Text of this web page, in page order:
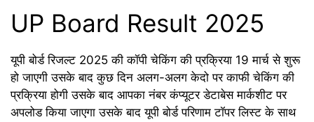
UP Board Result 2025
यूपी बोर्ड रिजल्ट 2025 की कॉपी चेकिंग की प्रक्रिया 19 मार्च से शुरू
हो जाएगी उसके बाद कुछ दिन अलग-अलग केदो पर काफी चेकिंग की
प्रक्रिया होगी उसके बाद आपका नंबर कंप्यूटर डेटाबेस मार्कशीट पर
अपलोड किया जाएगा उसके बाद यूपी बोर्ड परिणाम टॉपर लिस्ट के साथ